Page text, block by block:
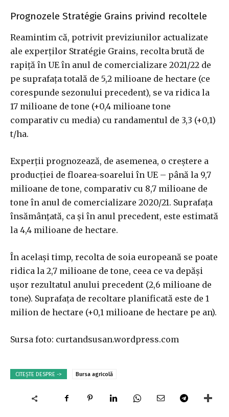
Prognozele Stratégie Grains privind recoltele
Reamintim că, potrivit previziunilor actualizate
ale experților Stratégie Grains, recolta brută de
rapiță în UE în anul de comercializare 2021/22 de
pe suprafața totală de 5,2 milioane de hectare (ce
corespunde sezonului precedent), se va ridica la
17 milioane de tone (+0,4 milioane tone
comparativ cu media) cu randamentul de 3,3 (+0,1)
t/ha.
Experții prognozează, de asemenea, o creștere a
producției de floarea-soarelui în UE – până la 9,7
milioane de tone, comparativ cu 8,7 milioane de
tone în anul de comercializare 2020/21. Suprafața
însămânțată, ca și în anul precedent, este estimată
la 4,4 milioane de hectare.
În același timp, recolta de soia europeană se poate
ridica la 2,7 milioane de tone, ceea ce va depăși
ușor rezultatul anului precedent (2,6 milioane de
tone). Suprafața de recoltare planificată este de 1
milion de hectare (+0,1 milioane de hectare pe an).
Sursa foto: curtandsusan.wordpress.com
CITEȘTE DESPRE -> Bursa agricolă